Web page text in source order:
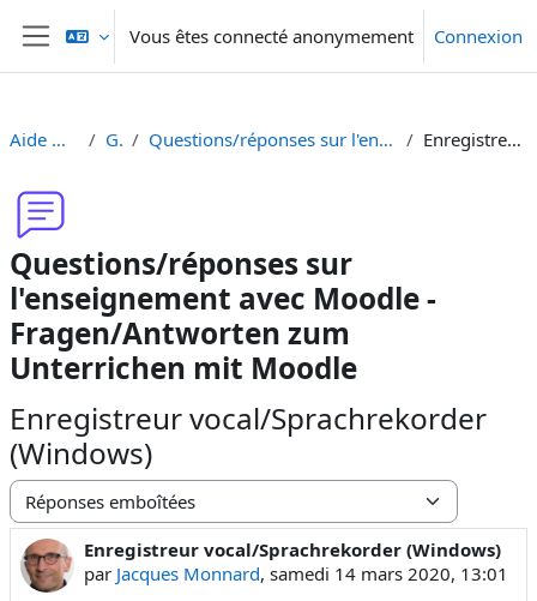
Passer au contenu principal
Panneau latéral
Vous êtes connecté anonymement Connexion
Aide Moodle - Moodle Hilfe Généralités Questions/réponses sur l'enseignement avec Moodle - Fragen/Antworten zum Unterrichen mit Moodle Enregistreur vocal/Sprachrekorder (Windows)
Questions/réponses sur
l'enseignement avec Moodle -
Fragen/Antworten zum
Unterrichen mit Moodle
Enregistreur vocal/Sprachrekorder
(Windows)
Type d’affichage
Enregistreur vocal/Sprachrekorder (Windows)
par Jacques Monnard, samedi 14 mars 2020, 13:01
Nombre de réponses : 0